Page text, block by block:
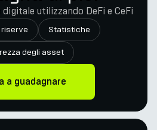
utilizzando DeFi e CeFi
Statistiche
degli asset
a guadagnare